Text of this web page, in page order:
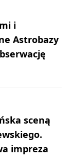
i
Astrobazy
sceną
impreza